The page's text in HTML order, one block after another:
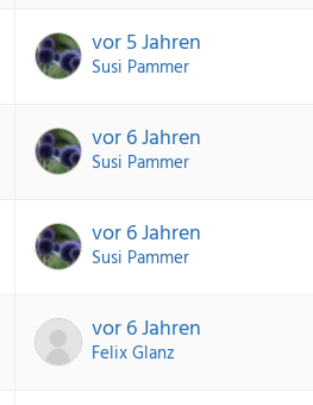
vor 5 Jahren
Susi Pammer
vor 6 Jahren
Susi Pammer
vor 6 Jahren
Susi Pammer
vor 6 Jahren
Felix Glanz